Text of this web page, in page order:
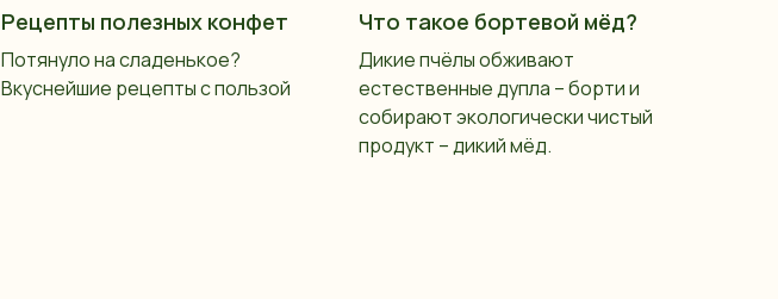
Рецепты полезных конфет
Потянуло на сладенькое?
Вкуснейшие рецепты с пользой
Что такое бортевой мёд?
Дикие пчёлы обживают
естественные дупла – борти и
собирают экологически чистый
продукт – дикий мёд.